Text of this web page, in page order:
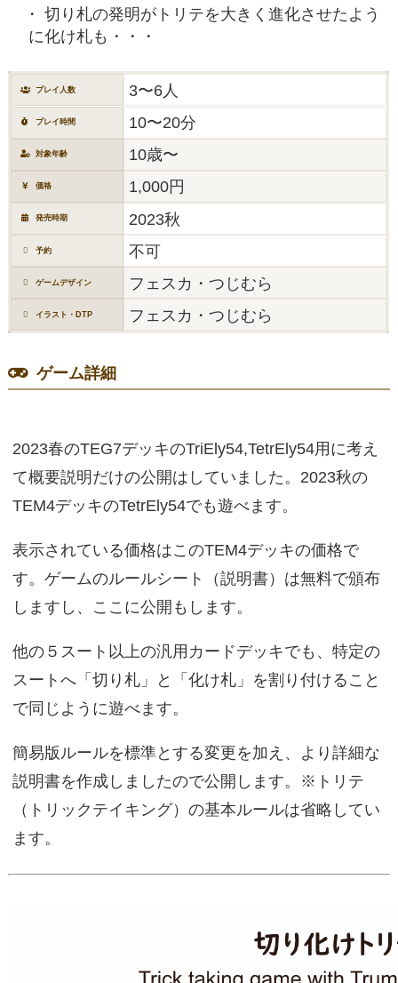
切り札の発明がトリテを大きく進化させたよう
に化け札も・・・
プレイ人数 3〜6人
プレイ時間 10〜20分
対象年齢 10歳〜
価格 1,000円
発売時期 2023秋
予約 不可
ゲームデザイン フェスカ・つじむら
イラスト・DTP フェスカ・つじむら
ゲーム詳細
2023春のTEG7デッキのTriEly54,TetrEly54用に考え
て概要説明だけの公開はしていました。2023秋の
TEM4デッキのTetrEly54でも遊べます。
表示されている価格はこのTEM4デッキの価格で
す。ゲームのルールシート（説明書）は無料で頒布
しますし、ここに公開もします。
他の５スート以上の汎用カードデッキでも、特定の
スートへ「切り札」と「化け札」を割り付けること
で同じように遊べます。
簡易版ルールを標準とする変更を加え、より詳細な
説明書を作成しましたので公開します。※トリテ
（トリックテイキング）の基本ルールは省略してい
ます。